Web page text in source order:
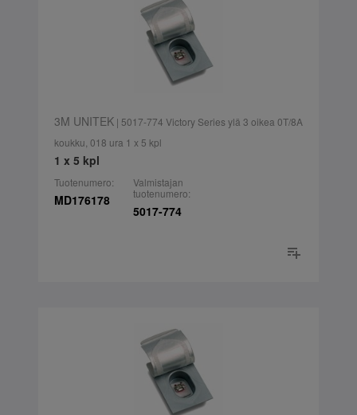
3M UNITEK| 5017-774 Victory Series ylä 3 oikea 0T/8A
koukku, 018 ura 1 x 5 kpl
1 x 5 kpl
Tuotenumero:
MD176178
Valmistajan
tuotenumero:
5017-774